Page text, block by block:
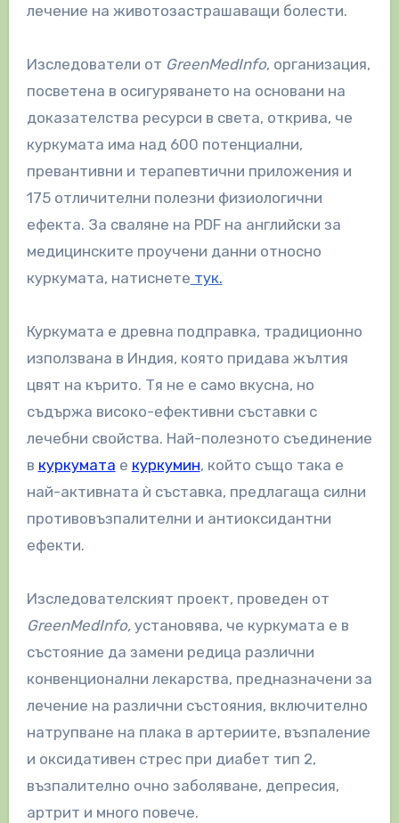
лечение на животозастрашаващи болести.
Изследователи от GreenMedInfo, организация,
посветена в осигуряването на основани на
доказателства ресурси в света, открива, че
куркумата има над 600 потенциални,
превантивни и терапевтични приложения и
175 отличителни полезни физиологични
ефекта. За сваляне на PDF на английски за
медицинските проучени данни относно
куркумата, натиснете тук.
Куркумата е древна подправка, традиционно
използвана в Индия, която придава жълтия
цвят на кърито. Тя не е само вкусна, но
съдържа високо-ефективни съставки с
лечебни свойства. Най-полезното съединение
в куркумата е куркумин, който също така е
най-активната ѝ съставка, предлагаща силни
противовъзпалителни и антиоксидантни
ефекти.
Изследователският проект, проведен от
GreenMedInfo,установява, че куркумата е в
състояние да замени редица различни
конвенционални лекарства, предназначени за
лечение на различни състояния, включително
натрупване на плака в артериите, възпаление
и оксидативен стрес при диабет тип 2,
възпалително очно заболяване, депресия,
артрит и много повече.